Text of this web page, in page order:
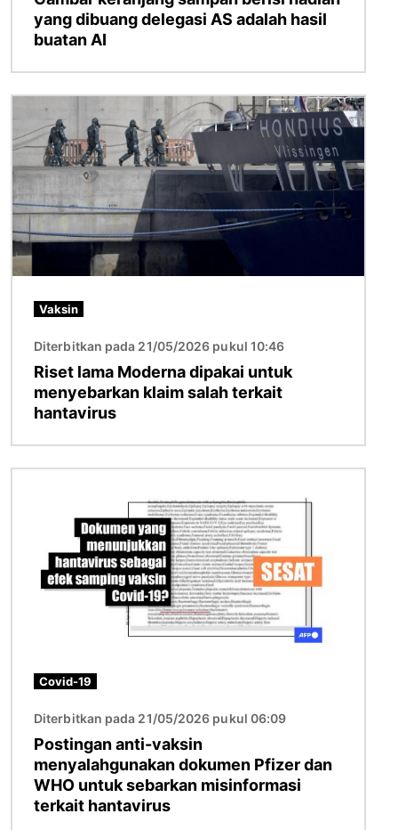
yang dibuang delegasi AS adalah hasil
buatan AI
Gambar
Vaksin
Diterbitkan pada 21/05/2026 pukul 10:46
Riset lama Moderna dipakai untuk
menyebarkan klaim salah terkait
hantavirus
Covid-19
Diterbitkan pada 21/05/2026 pukul 06:09
Postingan anti-vaksin
menyalahgunakan dokumen Pfizer dan
WHO untuk sebarkan misinformasi
terkait hantavirus